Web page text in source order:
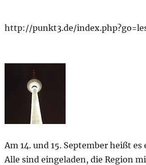
http://punkt3.de/
Am 14. und 15. September heißt
Alle sind eingeladen, die Region